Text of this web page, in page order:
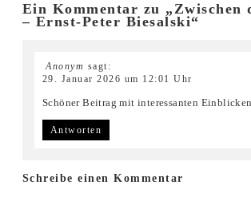
Ein Kommentar zu „Zwischen
– Ernst-Peter Biesalski“
Anonym sagt:
29. Januar 2026 um 12:01 Uhr
Schöner Beitrag mit interessanten
Antworten
Schreibe einen Kommentar